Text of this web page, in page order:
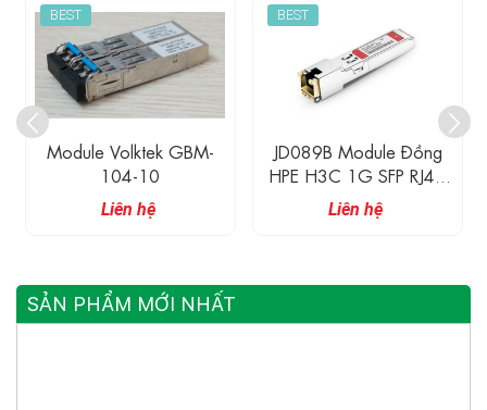
BEST
JD089B Module Đồng
HPE H3C 1G SFP RJ45
Transceiver 100M
Liên hệ
BEST
Module SFP-LX-SM-0120
Liên hệ
SẢN PHẨM MỚI NHẤT